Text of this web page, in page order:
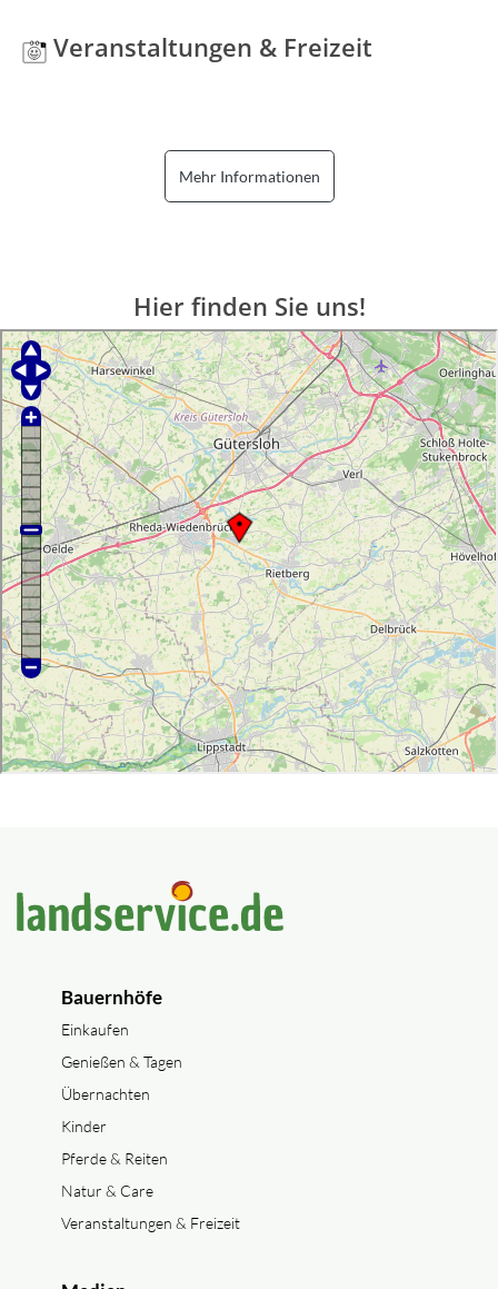
Veranstaltungen & Freizeit
Mehr Informationen
Hier finden Sie uns!
Bauernhöfe
Einkaufen
Genießen & Tagen
Übernachten
Kinder
Pferde & Reiten
Natur & Care
Veranstaltungen & Freizeit